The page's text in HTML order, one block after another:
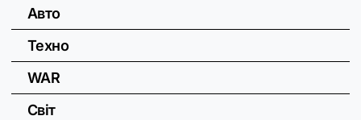
Авто
Техно
WAR
Світ